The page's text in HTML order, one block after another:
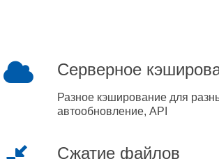
Серверное
Разное кэширование для
автообновление, API
Сжатие файлов